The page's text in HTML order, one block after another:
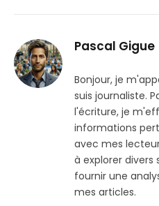
Pascal Gigue
Bonjour, je
suis journaliste.
l'écriture, je
informations
avec mes
à explorer divers
fournir une
mes articles.